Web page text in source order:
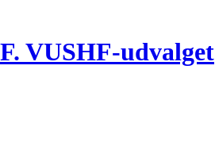
VUSHF-udvalget